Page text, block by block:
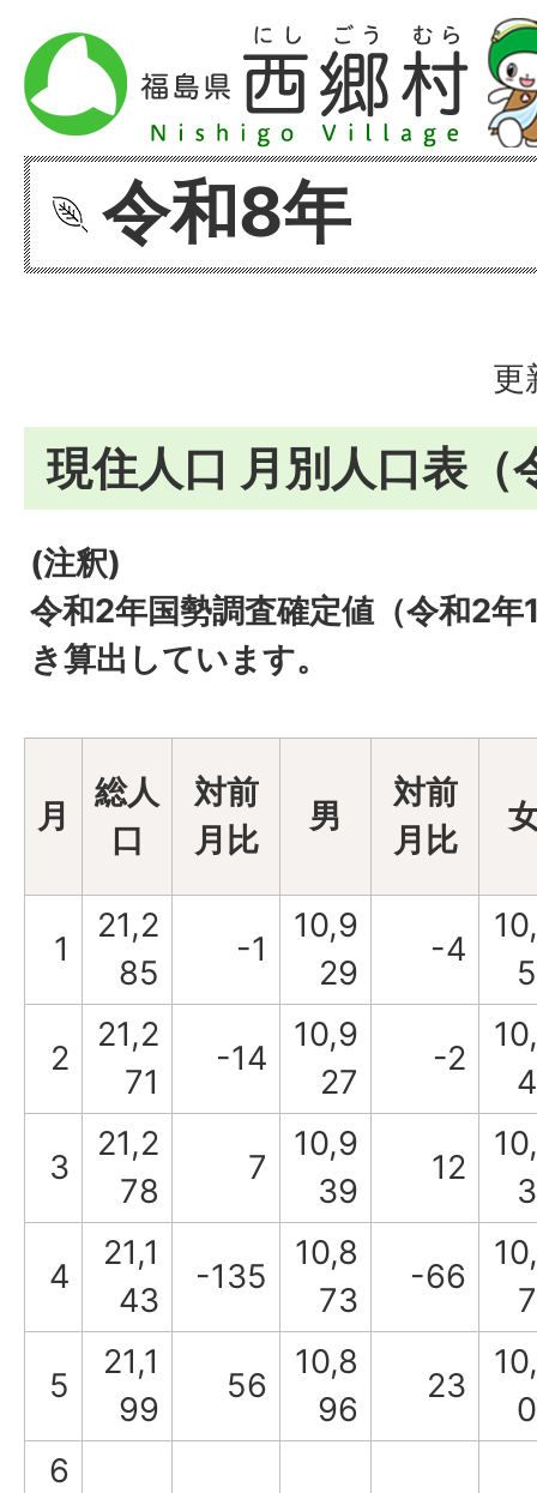
令和8年
更
現住人口 月別人口表（
(注釈)
令和2年国勢調査確定値（令和2
き算出しています。
月
総人
口
対前
月比
男
対前
月比
1
21,2
85
-1
10,9
29
-4
2
21,2
71
-14
10,9
27
-2
3
21,2
78
7
10,9
39
12
4
21,1
43
-135
10,8
73
-66
5
21,1
99
56
10,8
96
23
6